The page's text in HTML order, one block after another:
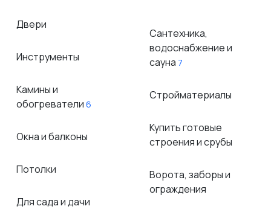
Двери
Инструменты
Камины и
обогреватели 6
Окна и балконы
Потолки
Для сада и дачи
Сантехника,
водоснабжение и
сауна 7
Стройматериалы
Купить готовые
строения и срубы
Ворота, заборы и
ограждения